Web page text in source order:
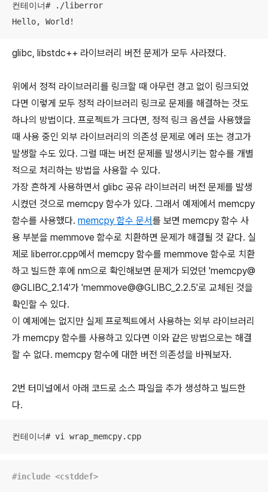
컨테이너# ./liberror
Hello, World!
glibc, libstdc++ 라이브러리 버전 문제가 모두 사라졌다.
위에서 정적 라이브러리를 링크할 때 아무런 경고 없이 링크되었
다면 이렇게 모두 정적 라이브러리 링크로 문제를 해결하는 것도
하나의 방법이다. 프로젝트가 크다면, 정적 링크 옵션을 사용했을
때 사용 중인 외부 라이브러리의 의존성 문제로 에러 또는 경고가
발생할 수도 있다. 그럴 때는 버전 문제를 발생시키는 함수를 개별
적으로 처리하는 방법을 사용할 수 있다.
가장 흔하게 사용하면서 glibc 공유 라이브러리 버전 문제를 발생
시켰던 것으로 memcpy 함수가 있다. 그래서 예제에서 memcpy
함수를 사용했다. memcpy 함수 문서를 보면 memcpy 함수 사
용 부분을 memmove 함수로 치환하면 문제가 해결될 것 같다. 실
제로 liberror.cpp에서 memcpy 함수를 memmove 함수로 치환
하고 빌드한 후에 nm으로 확인해보면 문제가 되었던 'memcpy@
@GLIBC_2.14'가 'memmove@@GLIBC_2.2.5'로 교체된 것을
확인할 수 있다.
이 예제에는 없지만 실제 프로젝트에서 사용하는 외부 라이브러리
가 memcpy 함수를 사용하고 있다면 이와 같은 방법으로는 해결
할 수 없다. memcpy 함수에 대한 버전 의존성을 바꿔보자.
2번 터미널에서 아래 코드로 소스 파일을 추가 생성하고 빌드한
다.
컨테이너# vi wrap_memcpy.cpp
#include <cstddef>